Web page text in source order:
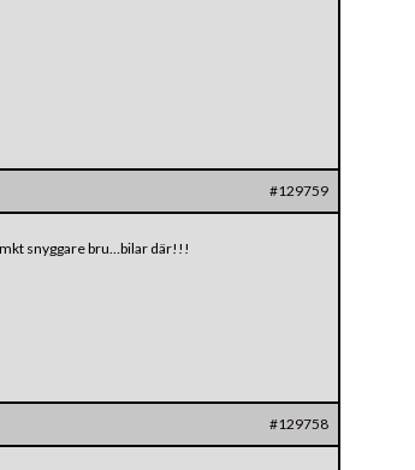
#129759
snyggare bru…bilar där!!!
#129758